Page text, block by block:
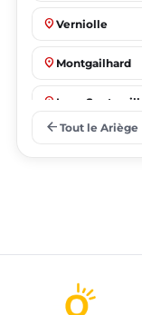
place Verniolle
place Montgailhard
place Lorp-Sentaraille
arrow_back Tout le Ariège